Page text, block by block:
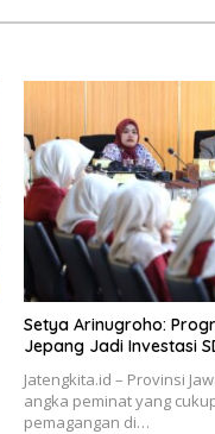
Setya Arinugroho:
Jepang Jadi Investasi
Jatengkita.id – Provinsi
angka peminat yang
pemagangan di…